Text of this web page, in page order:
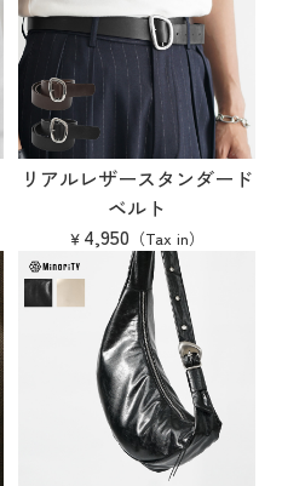
リアルレザースタンダード
ベルト
4,950